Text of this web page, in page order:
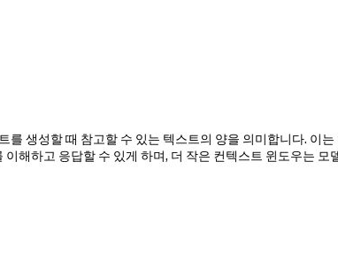
생성할 때 참고할 수 있는 텍스트의 양을 의미합니다. 이
해하고 응답할 수 있게 하며, 더 작은 컨텍스트 윈도우는